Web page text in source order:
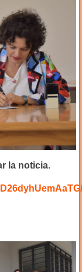
la noticia.